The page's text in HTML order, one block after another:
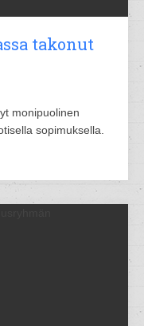
takonut
monipuolinen
sopimuksella.